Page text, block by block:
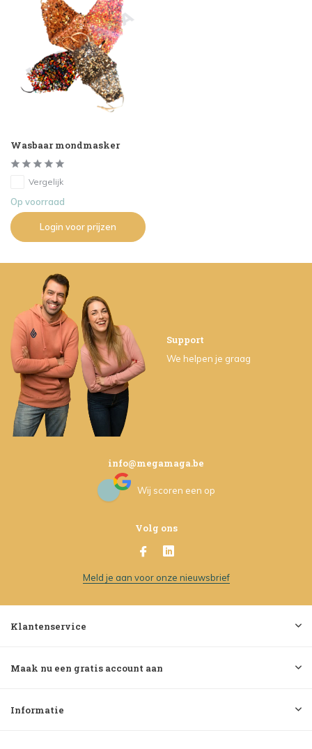
Wasbaar mondmasker
Vergelijk
Op voorraad
Login voor prijzen
Support
We helpen je graag
info@megamaga.be
Wij scoren een op
Volg ons
Meld je aan voor onze nieuwsbrief
Klantenservice
Maak nu een gratis account aan
Informatie